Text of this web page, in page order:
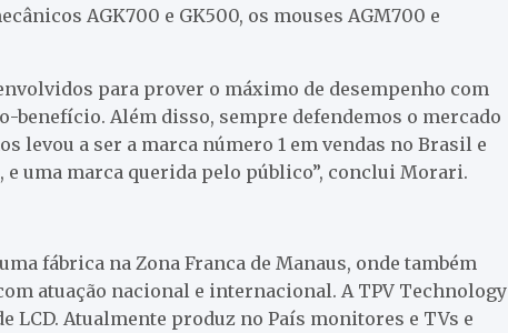
AGK700 e GK500, os mouses AGM700 e
para prover o máximo de desempenho com
benefício. Além disso, sempre defendemos o mercado
levou a ser a marca número 1 em vendas no Brasil e
uma marca querida pelo público”, conclui Morari.
fábrica na Zona Franca de Manaus, onde também
atuação nacional e internacional. A TPV Technology
Atualmente produz no País monitores e TVs e